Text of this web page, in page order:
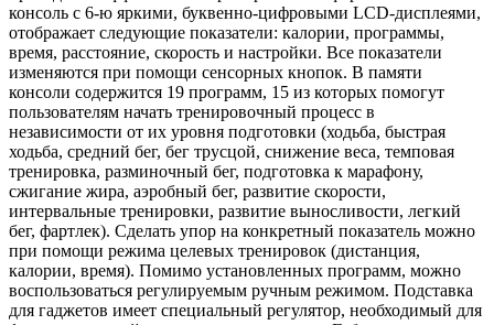
консоль с 6-ю яркими, буквенно-цифровыми LCD-дисплеями,
отображает следующие показатели: калории, программы,
время, расстояние, скорость и настройки. Все показатели
изменяются при помощи сенсорных кнопок. В памяти
консоли содержится 19 программ, 15 из которых помогут
пользователям начать тренировочный процесс в
независимости от их уровня подготовки (ходьба, быстрая
ходьба, средний бег, бег трусцой, снижение веса, темповая
тренировка, разминочный бег, подготовка к марафону,
сжигание жира, аэробный бег, развитие скорости,
интервальные тренировки, развитие выносливости, легкий
бег, фартлек). Сделать упор на конкретный показатель можно
при помощи режима целевых тренировок (дистанция,
калории, время). Помимо установленных программ, можно
воспользоваться регулируемым ручным режимом. Подставка
для гаджетов имеет специальный регулятор, необходимый для